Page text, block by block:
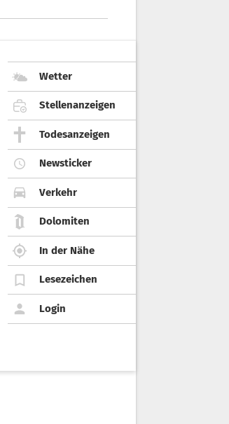
Wetter
Stellenanzeigen
Todesanzeigen
Newsticker
Verkehr
Dolomiten
In der Nähe
Lesezeichen
Login